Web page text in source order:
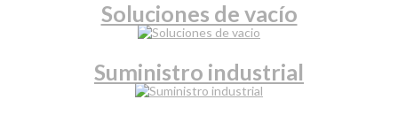
Soluciones de vacío
Suministro industrial